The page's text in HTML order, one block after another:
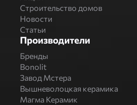
Строительство домов
Новости
Статьи
Производители
Бренды
Bonolit
Завод Мстера
Вышневолоцкая керамика
Магма Керамик